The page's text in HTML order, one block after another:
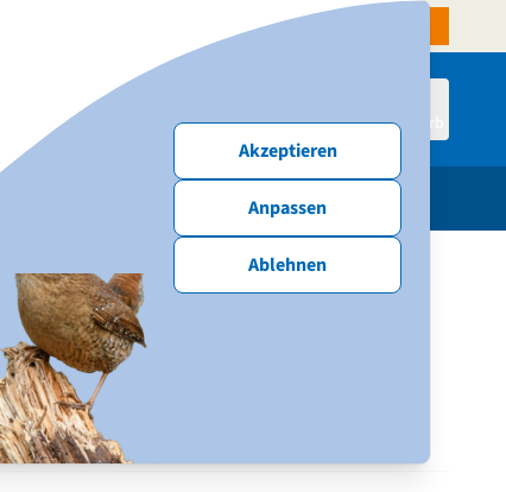
Akzeptieren
Anpassen
Ablehnen
NABU-Website Spenden & Mitmachen
Anmelden Warenkorb
Neu & Angebote
"Meere schützen"